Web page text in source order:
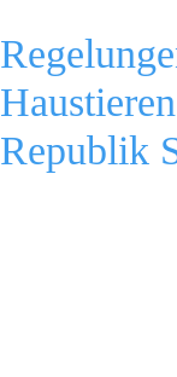
Republik